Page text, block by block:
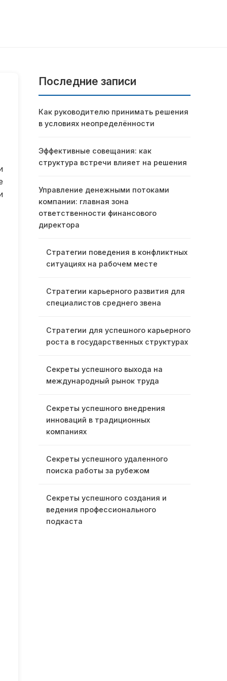
Последние записи
Как руководителю принимать решения
в условиях неопределённости
Эффективные совещания: как
структура встречи влияет на решения
Управление денежными потоками
компании: главная зона
ответственности финансового
директора
Стратегии поведения в конфликтных
ситуациях на рабочем месте
Стратегии карьерного развития для
специалистов среднего звена
Стратегии для успешного карьерного
роста в государственных структурах
Секреты успешного выхода на
международный рынок труда
Секреты успешного внедрения
инноваций в традиционных
компаниях
Секреты успешного удаленного
поиска работы за рубежом
Секреты успешного создания и
ведения профессионального
подкаста